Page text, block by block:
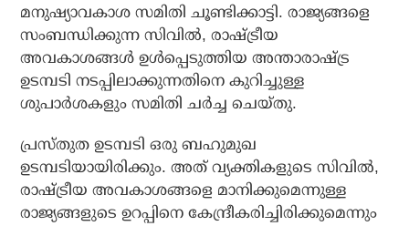
മനുഷ്യാവകാശ സമിതി ചൂണ്ടിക്കാട്ടി. രാജ്യങ്ങളെ
സംബന്ധിക്കുന്ന സിവില്‍, രാഷ്ട്രീയ
അവകാശങ്ങള്‍ ഉള്‍പ്പെടുത്തിയ അന്താരാഷ്ട്ര
ഉടമ്പടി നടപ്പിലാക്കുന്നതിനെ കുറിച്ചുള്ള
ശുപാര്‍ശകളും സമിതി ചര്‍ച്ച ചെയ്തു.
പ്രസ്തുത ഉടമ്പടി ഒരു ബഹുമുഖ
ഉടമ്പടിയായിരിക്കും. അത് വ്യക്തികളുടെ സിവില്‍,
രാഷ്ട്രീയ അവകാശങ്ങളെ മാനിക്കുമെന്നുള്ള
രാജ്യങ്ങളുടെ ഉറപ്പിനെ കേന്ദ്രീകരിച്ചിരിക്കുമെന്നും